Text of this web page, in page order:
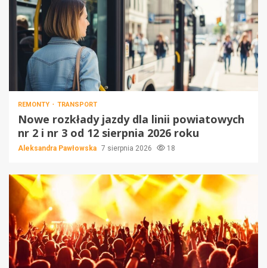
REMONTY TRANSPORT
Nowe rozkłady jazdy dla linii powiatowych
nr 2 i nr 3 od 12 sierpnia 2026 roku
Aleksandra Pawłowska 7 sierpnia 2026 18